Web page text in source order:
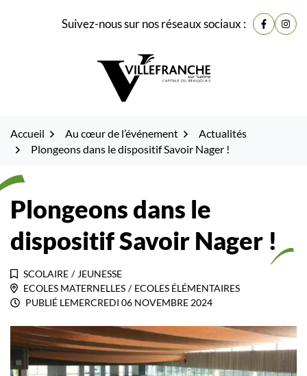
Suivez-nous sur nos réseaux sociaux : Lien vers
Lien
Accueil Au cœur de l’événement
Actualités
Plongeons dans le dispositif Savoir Nager !
Plongeons dans le
dispositif Savoir Nager !
SCOLAIRE / JEUNESSE
ECOLES MATERNELLES / ECOLES ÉLÉMENTAIRES
PUBLIÉ LEMERCREDI 06 NOVEMBRE 2024